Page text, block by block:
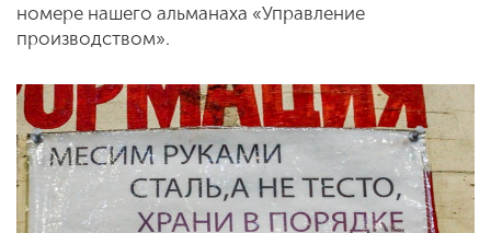
номере нашего альманаха «Управление
производством».